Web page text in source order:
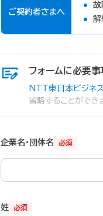
ご契約者さまへ
故
解
フォームに必要
NTT東日本ビジネ
省略することができ
必須
企業名・団体名
必須
姓